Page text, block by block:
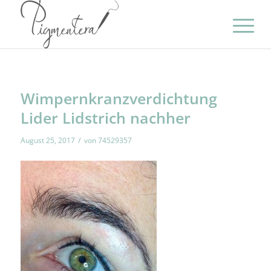
Wimpernkranzverdichtung
Lider Lidstrich nachher
August 25, 2017 / von74529357